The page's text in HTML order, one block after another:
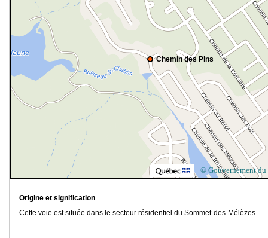
Chemin des Pins
© Gouvernement du
Origine et signification
Cette voie est située dans le secteur résidentiel du Sommet-des-Mélèzes.